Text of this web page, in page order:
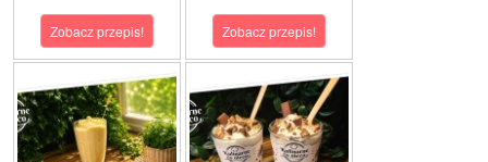
Zobacz przepis! Zobacz przepis!